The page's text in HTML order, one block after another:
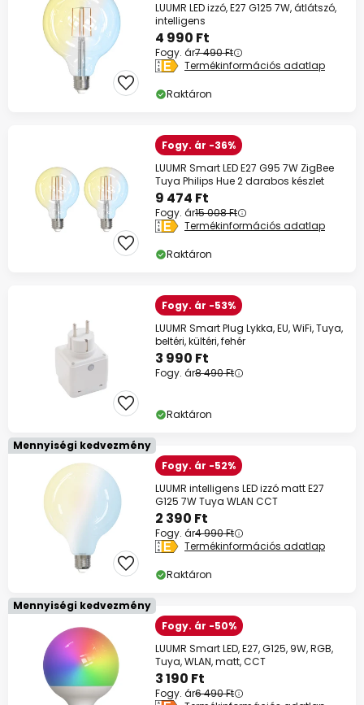
LUUMR LED izzó, E27 G125 7W, átlátszó,
intelligens
4 990 Ft
Fogy. ár7 490 Ft
Termékinformációs adatlap
Raktáron
Fogy. ár -36%
LUUMR Smart LED E27 G95 7W ZigBee
Tuya Philips Hue 2 darabos készlet
9 474 Ft
Fogy. ár15 008 Ft
Termékinformációs adatlap
Raktáron
Fogy. ár -53%
LUUMR Smart Plug Lykka, EU, WiFi, Tuya,
beltéri, kültéri, fehér
3 990 Ft
Fogy. ár8 490 Ft
Raktáron
Mennyiségi kedvezmény
Fogy. ár -52%
LUUMR intelligens LED izzó matt E27
G125 7W Tuya WLAN CCT
2 390 Ft
Fogy. ár4 990 Ft
Termékinformációs adatlap
Raktáron
Mennyiségi kedvezmény
Fogy. ár -50%
LUUMR Smart LED, E27, G125, 9W, RGB,
Tuya, WLAN, matt, CCT
3 190 Ft
Fogy. ár6 490 Ft